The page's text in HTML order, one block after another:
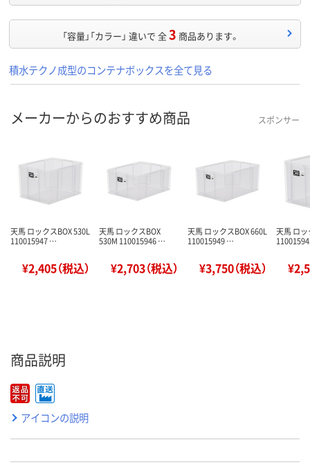
「容量」「カラー」 違いで 全3 商品あります。
積水テクノ成型のコンテナボックスを全て見る
メーカーからのおすすめ商品 スポンサー
天馬 ロックスBOX 530L
110015947 …
¥2,405（税込）
天馬 ロックスBOX
530M 110015946 …
¥2,703（税込）
天馬 ロックスBOX 660L
110015949 …
¥3,750（税込）
天馬 ロッ
商品説明
アイコンの説明